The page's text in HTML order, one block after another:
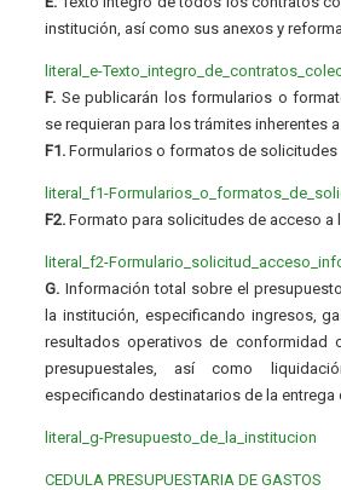
institución, así como sus anexos y
literal_e-
F. Se publicarán los formularios o
se requieran para los trámites inherentes
F1. Formularios o formatos de solicitudes
literal_f1-
F2. Formato para solicitudes de acceso a
literal_f2-
G. Información total sobre el
la institución, especificando ingresos,
resultados operativos de conformidad
presupuestales, así como
especificando destinatarios de la
literal_g-Presupuesto_de_la_institucion
CEDULA PRESUPUESTARIA DE GASTOS